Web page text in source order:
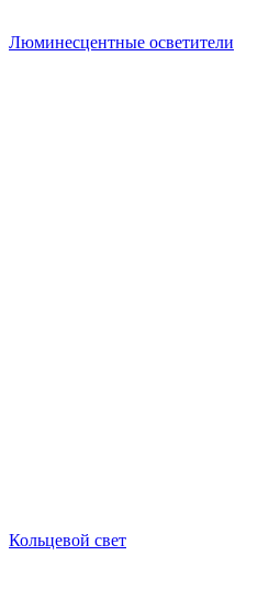
Люминесцентные осветители
Кольцевой свет